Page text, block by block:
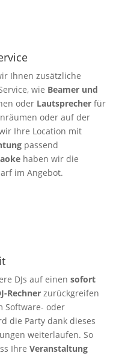
Ihnen zusätzliche
wie Beamer und
oder Lautsprecherfür
oder auf der
Ihre Location mit
passend
haben wir die
im Angebot.
DJs auf einen sofort
Rechnerzurückgreifen
Software- oder
die Party dank dieses
weiterlaufen. So
Ihre Veranstaltung